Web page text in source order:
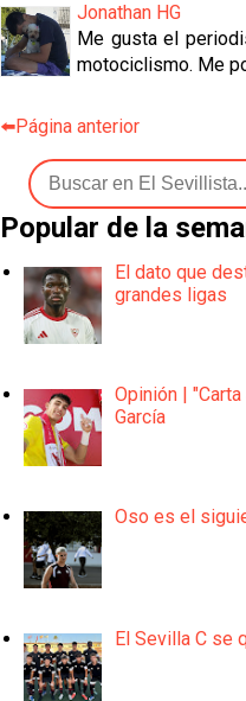
Jonathan HG
Me gusta el
motociclismo. Me
⬅️Página anterior
Popular de la
El dato que
grandes ligas
Opinión |
García
Oso es el
El Sevilla C se